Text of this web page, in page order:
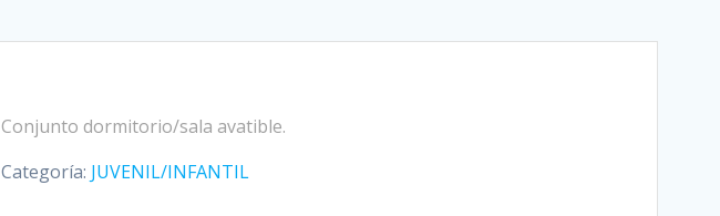
Conjunto dormitorio/sala avatible.
Categoría: JUVENIL/INFANTIL